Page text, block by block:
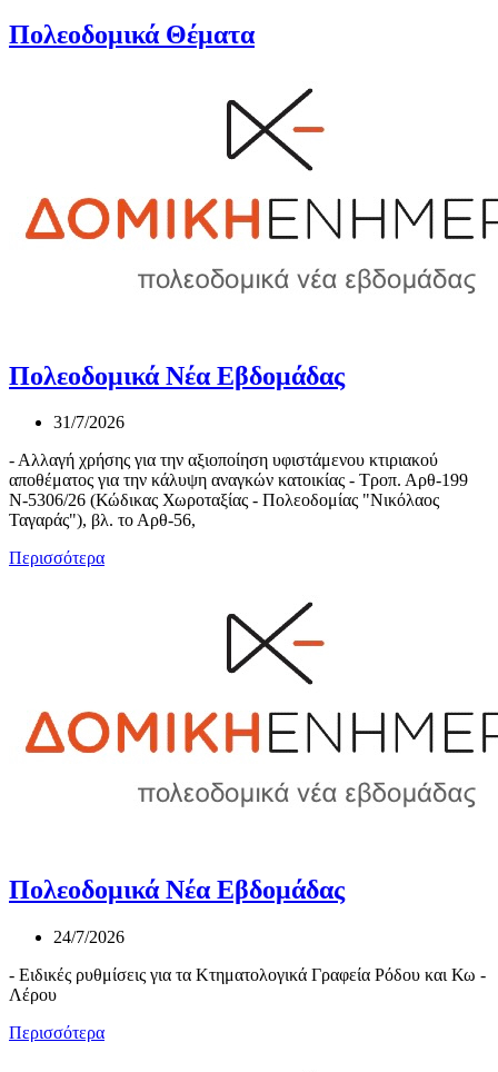
Πολεοδομικά Θέματα
Πολεοδομικά Νέα Εβδομάδας
31/7/2026
- Αλλαγή χρήσης για την αξιοποίηση υφιστάμενου κτιριακού
αποθέματος για την κάλυψη αναγκών κατοικίας - Τροπ. Αρθ-199
Ν-5306/26 (Κώδικας Χωροταξίας - Πολεοδομίας "Νικόλαος
Ταγαράς"), βλ. το Αρθ-56,
Περισσότερα
Πολεοδομικά Νέα Εβδομάδας
24/7/2026
- Ειδικές ρυθμίσεις για τα Κτηματολογικά Γραφεία Ρόδου και Κω -
Λέρου
Περισσότερα